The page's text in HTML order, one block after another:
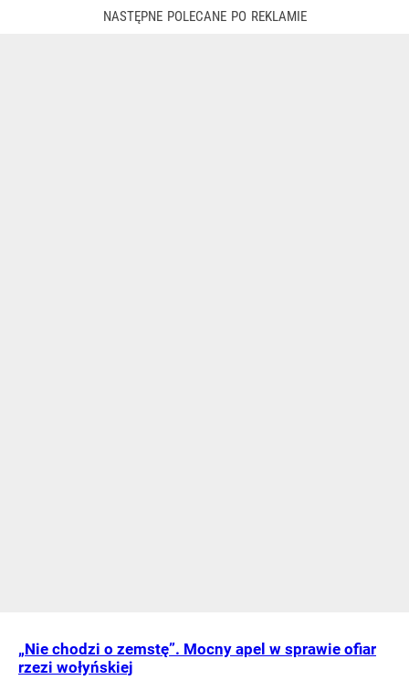
„Nie chodzi o zemstę”. Mocny apel w sprawie ofiar
rzezi wołyńskiej